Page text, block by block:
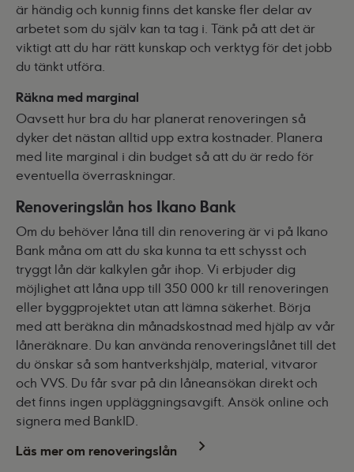
är händig och kunnig finns det kanske fler delar av
arbetet som du själv kan ta tag i. Tänk på att det är
viktigt att du har rätt kunskap och verktyg för det jobb
du tänkt utföra.
Räkna med marginal
Oavsett hur bra du har planerat renoveringen så
dyker det nästan alltid upp extra kostnader. Planera
med lite marginal i din budget så att du är redo för
eventuella överraskningar.
Renoveringslån hos Ikano Bank
Om du behöver låna till din renovering är vi på Ikano
Bank måna om att du ska kunna ta ett schysst och
tryggt lån där kalkylen går ihop. Vi erbjuder dig
möjlighet att låna upp till 350 000 kr till renoveringen
eller byggprojektet utan att lämna säkerhet. Börja
med att beräkna din månadskostnad med hjälp av vår
låneräknare. Du kan använda renoveringslånet till det
du önskar så som hantverkshjälp, material, vitvaror
och VVS. Du får svar på din låneansökan direkt och
det finns ingen uppläggningsavgift. Ansök online och
signera med BankID.
Läs mer om renoveringslån